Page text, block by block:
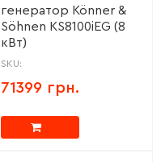
генератор Könner &
Söhnen KS8100iEG (8
кВт)
SKU:
71399 грн.